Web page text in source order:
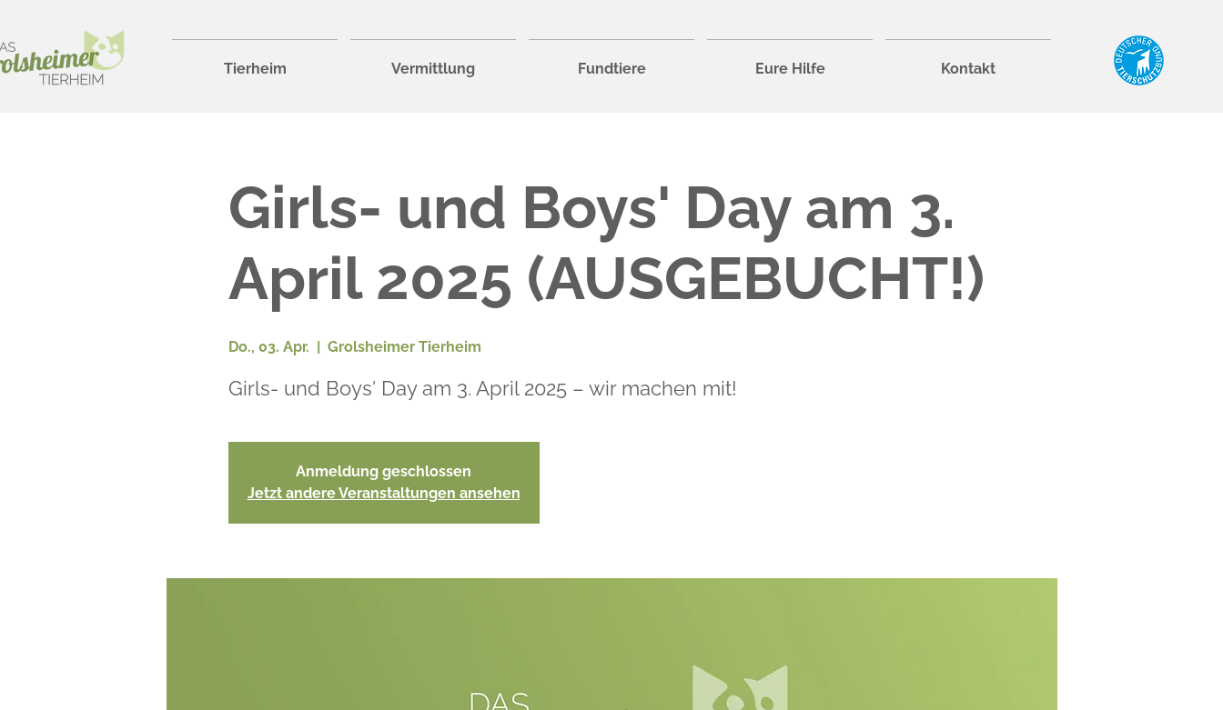
Tierheim Vermittlung Fundtiere Eure Hilfe Kontakt
Girls- und Boys' Day am 3.
April 2025 (AUSGEBUCHT!)
Do., 03. Apr.
  |
Grolsheimer Tierheim
Girls- und Boys' Day am 3. April 2025 – wir machen mit!
Anmeldung geschlossen
Jetzt andere Veranstaltungen ansehen